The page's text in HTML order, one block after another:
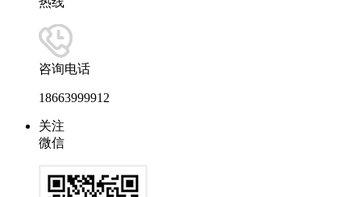
咨询电话
18663999912
关注
微信